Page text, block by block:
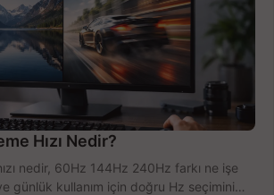
Hızı Nedir?
nedir, 60Hz 144Hz 240Hz farkı ne işe
günlük kullanım için doğru Hz seçimini